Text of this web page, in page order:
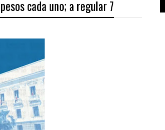
cada uno; a regular 7